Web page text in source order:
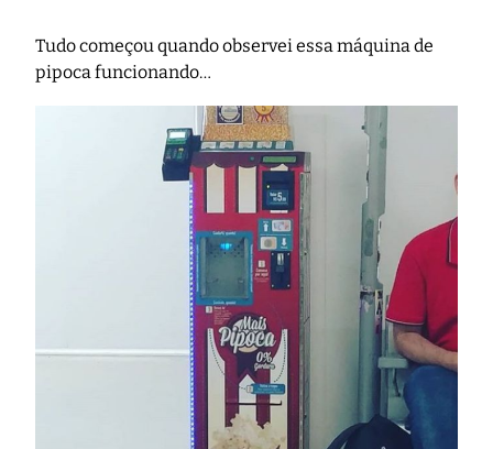
Tudo começou quando observei essa máquina de
pipoca funcionando…